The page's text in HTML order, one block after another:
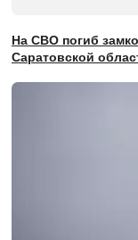
На СВО погиб
Саратовской